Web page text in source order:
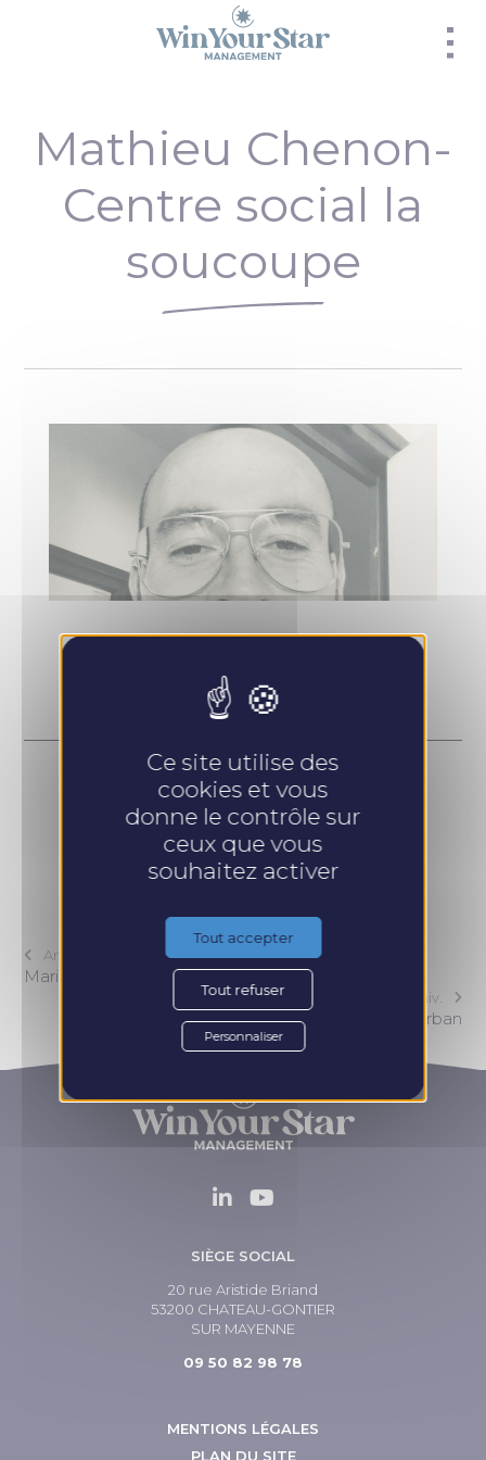
Mathieu Chenon-
Centre social la
soucoupe
Lire plus d'articles :
CET ARTICLE VOUS A PLU ? PARTAGEZ-LE :
Article Préc.
Marine Friou – Allégorie
Article Suiv.
Barbara – Éathlétisation bas urban
SIÈGE SOCIAL
20 rue Aristide Briand
53200 CHATEAU-GONTIER
SUR MAYENNE
09 50 82 98 78
MENTIONS LÉGALES
PLAN DU SITE
Ce site utilise des
cookies et vous
donne le contrôle sur
ceux que vous
souhaitez activer
Tout accepter
Tout refuser
Personnaliser